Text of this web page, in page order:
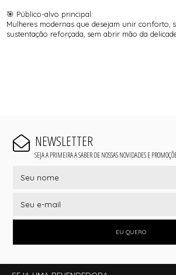
🎯 Público-alvo principal:
Mulheres modernas que desejam unir conforto,
sustentação reforçada, sem abrir mão da
NEWSLETTER
SEJA A PRIMEIRA A SABER DE NOSSAS NOVIDADES E
EU QUERO